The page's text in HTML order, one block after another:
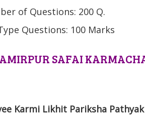
of Questions: 200 Q.
Questions: 100 Marks
SAFAI
Karmi Likhit Pariksha